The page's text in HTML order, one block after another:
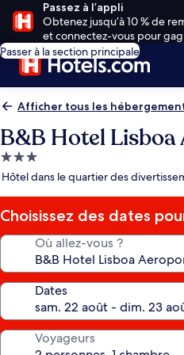
Passez à l’appli
Obtenez jusqu’à 10 % de
et connectez-vous pour
Passer à la section principale
Afficher tous les
B&B Hotel
Hébergement
3.0 étoiles
Hôtel dans le quartier des
Choisissez des dates
Où allez-vous ?
Dates
Voyageurs